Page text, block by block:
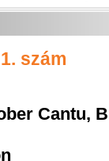
szám
Cantu,